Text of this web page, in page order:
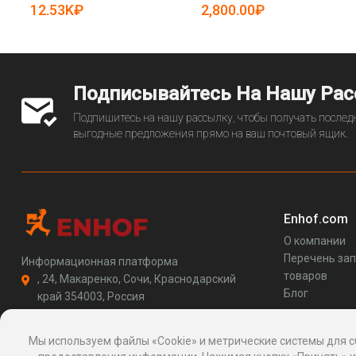
12.53K₽
5081573)
2,800.00₽
Подписывайтесь На Нашу
Подпишитесь на нашу рассылку, чтобы получать
выгодные предложения прямо на ваш почтовый ящик.
Информационная платформа
, 24, Макаренко, Сочи, Краснодарский
край 354003, Россия
http://enhof.com
Enhof.com
О компании
Перечень
товаров
Блог
Мы используем файлы «Cookie» и метрические системы для